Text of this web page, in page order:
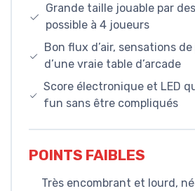
Grande taille jouable par
possible à 4 joueurs
Bon flux d’air, sensations
d’une vraie table d’arcade
Score électronique et LED
fun sans être compliqués
POINTS FAIBLES
Très encombrant et lourd,